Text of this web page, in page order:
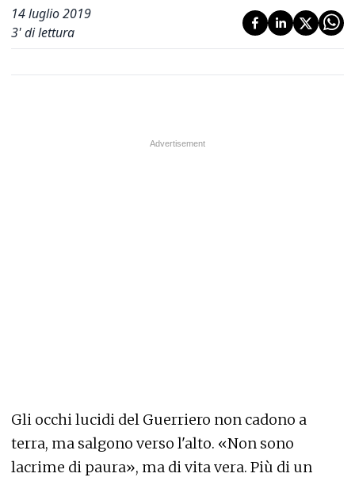
14 luglio 2019
3' di lettura
Gli occhi lucidi del Guerriero non cadono a
terra, ma salgono verso l'alto. «Non sono
lacrime di paura», ma di vita vera. Più di un